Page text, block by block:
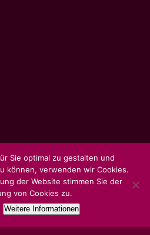
Sie optimal zu gestalten und
können, verwenden wir Cookies.
der Website stimmen Sie der
von Cookies zu.
Weitere Informationen